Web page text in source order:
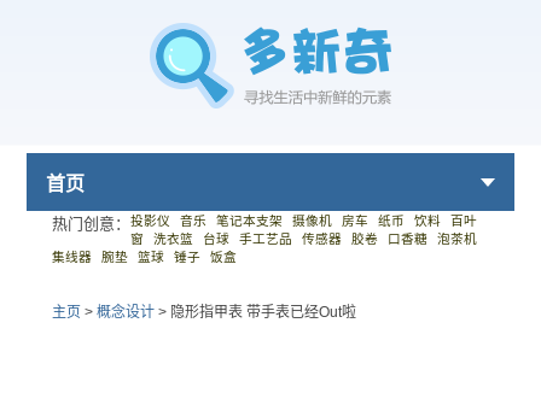
首页
热门创意： 投影仪 音乐 笔记本支架 摄像机 房车 纸币 饮料
百叶
窗
洗衣篮 台球 手工艺品 传感器 胶卷 口香糖
泡茶机
集线器
腕垫 篮球 锤子 饭盒
主页 > 概念设计> 隐形指甲表 带手表已经Out啦